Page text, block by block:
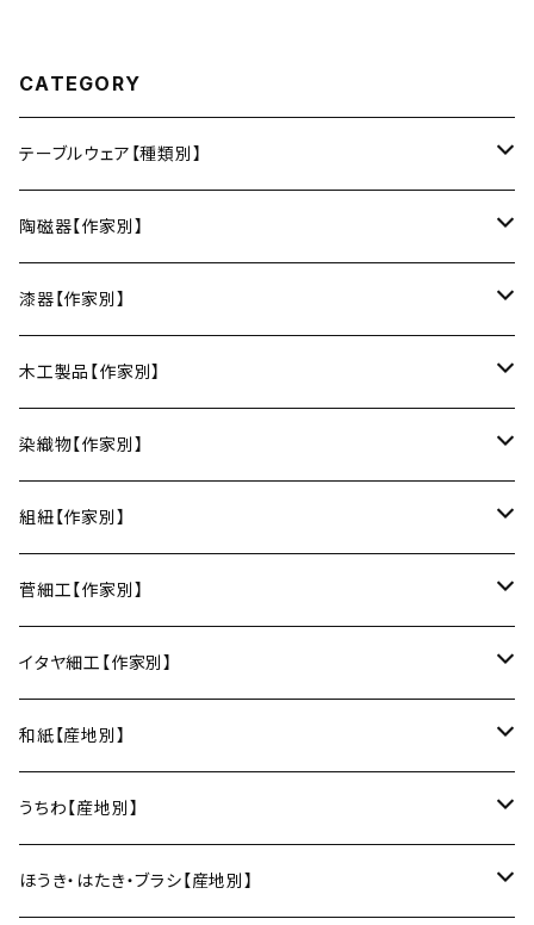
CATEGORY
テーブルウェア【種類別】
お皿
豆皿
丸皿
小鉢・中鉢・大鉢
小鉢
中鉢
ご飯茶碗
お椀・ボウル
お椀
丼
湯呑・カップ
マグカップ
フリーカップ
酒器
ぐい呑み・盃
徳利
蓋物・キャニスター
そば猪口
箸・カトラリー
箸
土鍋
陶磁器【作家別】
小春花窯（瀬戸焼／愛知）
HORITSUKE（瀬戸焼／愛知）
馬の目皿
AND C（瀬戸焼／愛知）
Trace Face（瀬戸焼／愛知）
m.m.d.（瀬戸焼／愛知）
LUC DE BOECK（京都）
小山研一（京都）
中村譲司（京都）
俊彦窯（丹波焼／兵庫）
漆器【作家別】
中田漆木（香川）
庵治漆 -AJIURUSHI
讃岐石地塗
erakko（京都）
suosikki（京都）
うるしおいしおはし
木工製品【作家別】
りょうび庵（曲げわっぱ／秋田）
erakko（木と漆／京都）
甲斐のぶお工房（竹のカトラリー／大分）
染織物【作家別】
藤本つむぎ工房（上田紬／長野）
巾着袋
ブックカバー
清原遥（テキスタイル／滋賀）
KOMOREBI
朝焼け
藍染屋ほうね（藍染／静岡）
京都のれん（風呂敷／京都）
小風呂敷（約50cm角）
2巾風呂敷（約70cm角）
Sugee textile（国産手ぬぐい）
向井詩織（ブロックプリント／インド）
組紐【作家別】
昇苑くみひも（京都）
リング
ブレスレット
菅細工【作家別】
深江菅細工（大阪）
イタヤ細工【作家別】
角館イタヤ工芸（秋田）
民芸イタヤ工房（秋田）
和紙【産地別】
出雲民藝紙（島根）
多羅富來和紙（愛媛）
うちわ【産地別】
房州うちわ（千葉）
ほうき・はたき・ブラシ【産地別】